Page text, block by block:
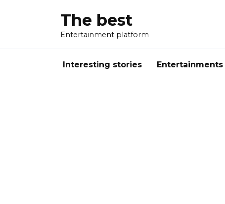
The best
Entertainment platform
Interesting stories Entertainments